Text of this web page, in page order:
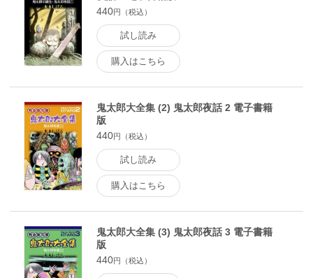
440円（税込）
試し読み
購入はこちら
鬼太郎大全集 (2) 鬼太郎夜話 2 電子書籍
版
440円（税込）
試し読み
購入はこちら
鬼太郎大全集 (3) 鬼太郎夜話 3 電子書籍
版
440円（税込）